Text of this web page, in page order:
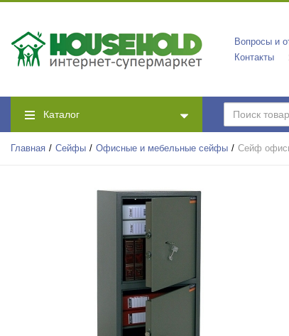
Вопросы и
Контакты
Каталог
Главная Сейфы Офисные и мебельные сейфы Сейф